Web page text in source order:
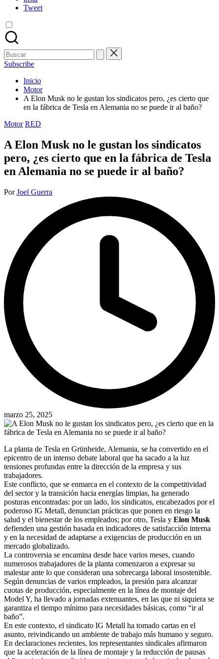
Tweet
Buscar:
Subscribe
Inicio
Motor
A Elon Musk no le gustan los sindicatos pero, ¿es cierto que
en la fábrica de Tesla en Alemania no se puede ir al baño?
Publicada
Motor RED
A Elon Musk no le gustan los sindicatos
pero, ¿es cierto que en la fábrica de Tesla
en Alemania no se puede ir al baño?
Publicado
PorJoel Guerra
marzo 25, 2025
La planta de Tesla en Grünheide, Alemania, se ha convertido en el
epicentro de un intenso debate laboral que ha sacado a la luz
tensiones profundas entre la dirección de la empresa y sus
trabajadores.
Este conflicto, que se enmarca en el contexto de la competitividad
del sector y la transición hacia energías limpias, ha generado
posturas encontradas: por un lado, los sindicatos, encabezados por el
poderoso IG Metall, denuncian prácticas que ponen en riesgo la
salud y el bienestar de los empleados; por otro, Tesla y Elon Musk
defienden una gestión basada en indicadores de satisfacción interna
y en la necesidad de adaptarse a exigencias de producción en un
mercado globalizado.
La controversia se encamina desde hace varios meses, cuando
numerosos trabajadores de la planta comenzaron a expresar su
malestar ante lo que consideran una sobrecarga laboral insostenible.
Según denuncias de varios empleados, la presión para alcanzar
cuotas de producción, especialmente en la línea de montaje del
Model Y, ha llevado a jornadas extenuantes, en las que ni siquiera se
garantiza el tiempo mínimo para necesidades básicas, como “ir al
baño”.
En este contexto, el sindicato IG Metall ha tomado cartas en el
asunto, reivindicando un ambiente de trabajo más humano y seguro.
En declaraciones recientes, los representantes sindicales afirmaron
que la aceleración de la línea de montaje y la reducción de pausas